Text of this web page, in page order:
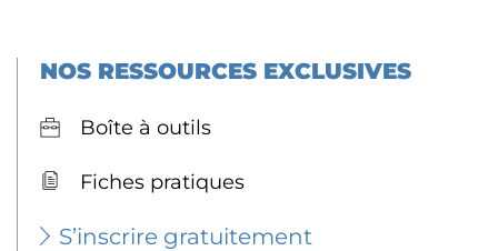
NOS RESSOURCES EXCLUSIVES
Boîte à outils
Fiches pratiques
S’inscrire gratuitement